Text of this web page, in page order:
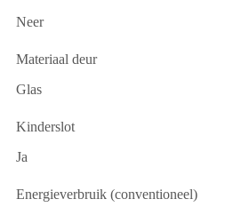
Neer
Materiaal deur
Glas
Kinderslot
Ja
Energieverbruik (conventioneel)